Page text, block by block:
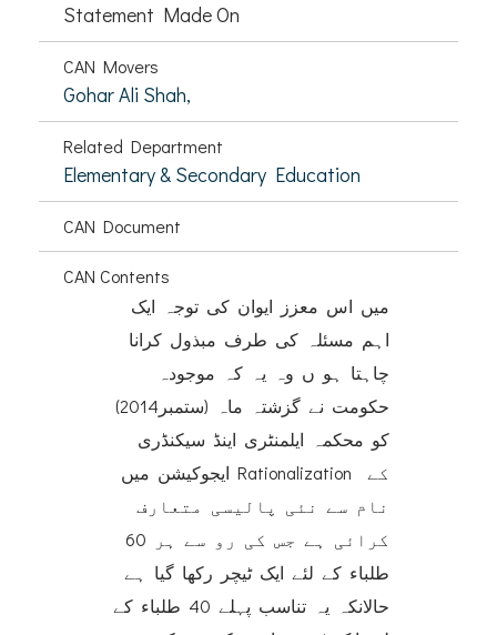
Statement Made On
CAN Movers
Gohar Ali Shah,
Related Department
Elementary & Secondary Education
CAN Document
CAN Contents
میں اس معزز ایوان کی توجہ ایک
اہم مسئلہ کی طرف مبذول کرانا
چاہتا ہو ں وہ یہ کہ موجودہ
حکومت نے گزشتہ ماہ (ستمبر2014)
کو محکمہ ایلمنٹری اینڈ سیکنڈری
ایجوکیشن میں Rationalization کے
نام سے نئی پالیسی متعارف
کرائی ہے جس کی رو سے ہر 60
طلباء کے لئے ایک ٹیچر رکھا گیا ہے
حالانکہ یہ تناسب پہلے 40 طلباء کے